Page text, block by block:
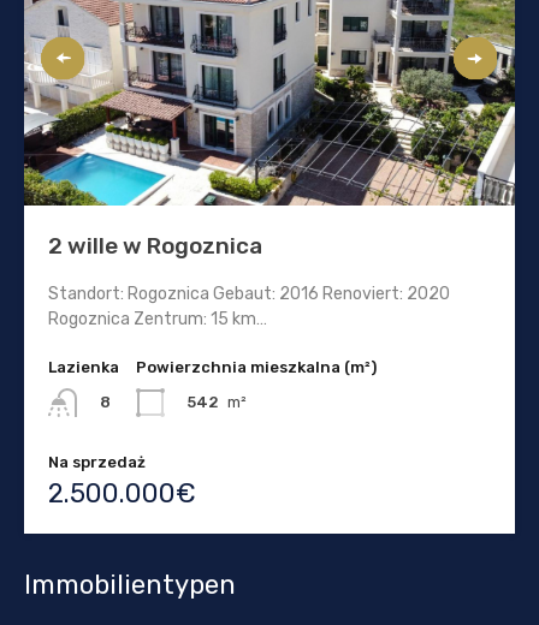
2 wille w Rogoznica
Standort: Rogoznica Gebaut: 2016 Renoviert: 2020
Rogoznica Zentrum: 15 km…
Lazienka
8
Powierzchnia mieszkalna (m²)
542 m²
Na sprzedaż
2.500.000€
Immobilientypen